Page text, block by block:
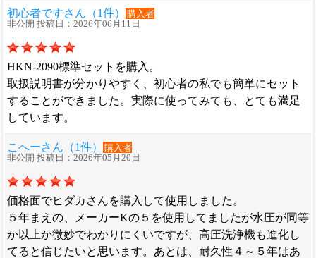
初心者ですさん（1件）
購入者
非公開 投稿日：2026年06月11日
HKN-2090標準セットを購入。
取扱説明書が分かりやすく、初心者の私でも簡単にセット
することができました。実際に使ってみても、とても満足
しています。
こへーさん（1件）
購入者
非公開 投稿日：2026年05月20日
価格面でヒダカさんを購入して使用しました。
５年まえの、メーカーKの５を使用してましたが水圧が同等
か以上か微妙でわかりにくいですが、高圧洗浄機も進化し
てると信じたいと思います。あとは、耐久性４～５年はあ